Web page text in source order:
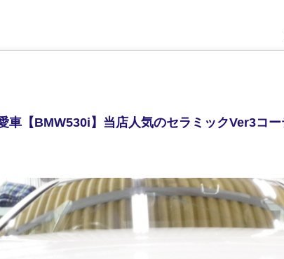
車【BMW530i】当店人気のセラミックVer3コ